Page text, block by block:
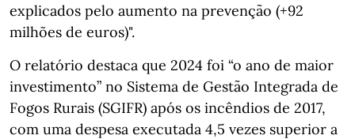
explicados pelo aumento na prevenção (+92
milhões de euros)".
O relatório destaca que 2024 foi “o ano de maior
investimento” no Sistema de Gestão Integrada de
Fogos Rurais (SGIFR) após os incêndios de 2017,
com uma despesa executada 4,5 vezes superior a